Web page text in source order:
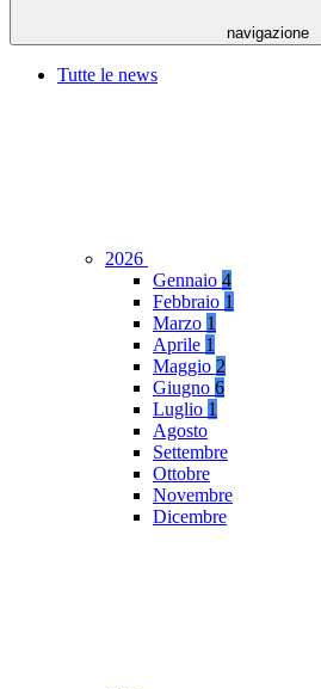
navigazione
Tutte le news
2026
Gennaio 4
Febbraio 1
Marzo 1
Aprile 1
Maggio 2
Giugno 6
Luglio 1
Agosto
Settembre
Ottobre
Novembre
Dicembre